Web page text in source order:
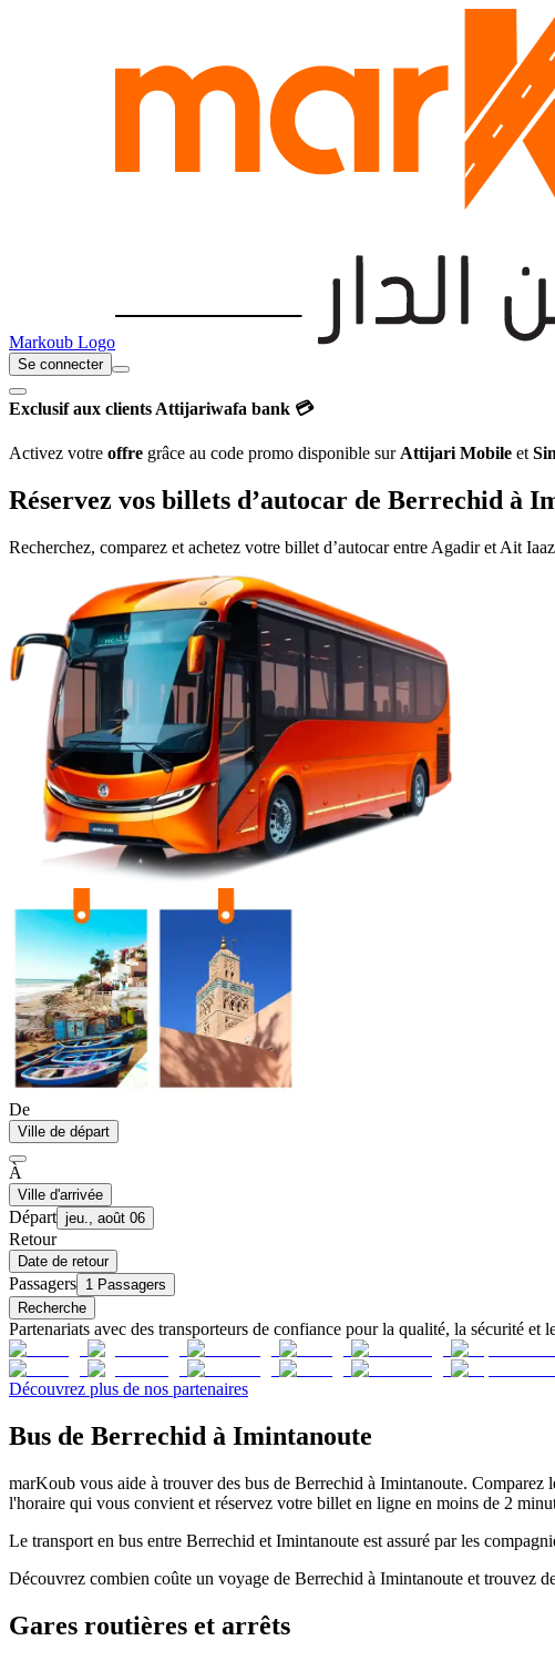
Markoub Logo
Se connecter
Exclusif aux clients Attijariwafa bank 💳
Activez votre offre grâce au code promo disponible sur Attijari Mobile et
Réservez vos billets d’autocar de Berrechid à
Recherchez, comparez et achetez votre billet d’autocar entre Agadiret Ait
De
Ville de départ
À
Ville d'arrivée
Départ jeu., août 06
Retour
Date de retour
Passagers 1 Passagers
Recherche
Partenariats avec des transporteurs de confiance pour la qualité, la sécurité et
Découvrez plus de nos partenaires
Bus de Berrechid à Imintanoute
marKoub vous aide à trouver des bus de Berrechid à Imintanoute.
l'horaire qui vous convient et réservez votre billet en ligne en moins de 2
Le transport en bus entre Berrechid et Imintanoute est assuré par les
Découvrez combien coûte un voyage de Berrechid à Imintanoute et trouvez
Gares routières et arrêts